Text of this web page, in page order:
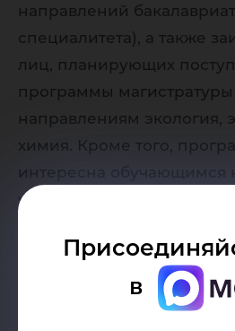
в
направлений
специалитета), а также
лиц, планирующих
программы
направлениям экология,
химия. Кроме того,
интересна обучающимся
уровня СПО, на 1-3
По итогам освоения
электронный сертификат